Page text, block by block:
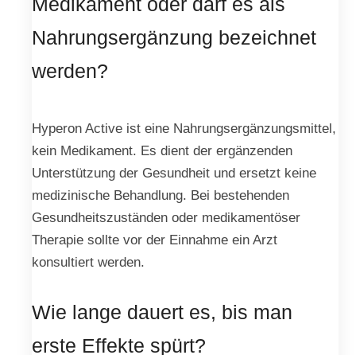
Nahrungsergänzung bezeichnet
werden?
Hyperon Active ist eine Nahrungsergänzungsmittel,
kein Medikament. Es dient der ergänzenden
Unterstützung der Gesundheit und ersetzt keine
medizinische Behandlung. Bei bestehenden
Gesundheitszuständen oder medikamentöser
Therapie sollte vor der Einnahme ein Arzt
konsultiert werden.
Wie lange dauert es, bis man
erste Effekte spürt?